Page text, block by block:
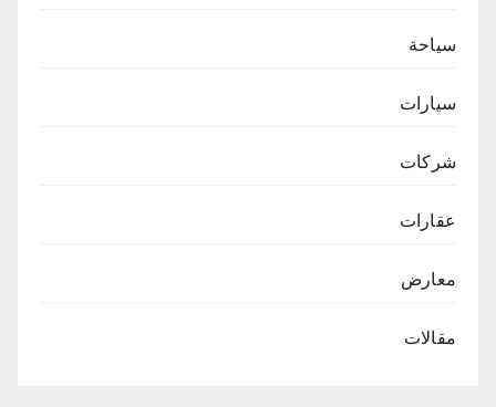
سياحة
سيارات
شركات
عقارات
معارض
مقالات